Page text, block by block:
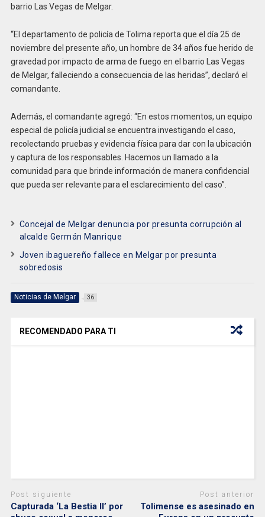
barrio Las Vegas de Melgar.
“El departamento de policía de Tolima reporta que el día 25 de
noviembre del presente año, un hombre de 34 años fue herido de
gravedad por impacto de arma de fuego en el barrio Las Vegas
de Melgar, falleciendo a consecuencia de las heridas”, declaró el
comandante.
Además, el comandante agregó: “En estos momentos, un equipo
especial de policía judicial se encuentra investigando el caso,
recolectando pruebas y evidencia física para dar con la ubicación
y captura de los responsables. Hacemos un llamado a la
comunidad para que brinde información de manera confidencial
que pueda ser relevante para el esclarecimiento del caso”.
Concejal de Melgar denuncia por presunta corrupción al
alcalde Germán Manrique
Joven ibaguereño fallece en Melgar por presunta
sobredosis
Noticias de Melgar 36
RECOMENDADO PARA TI
Post siguiente
Capturada ‘La Bestia II’ por
Post anterior
Tolimense es asesinado en